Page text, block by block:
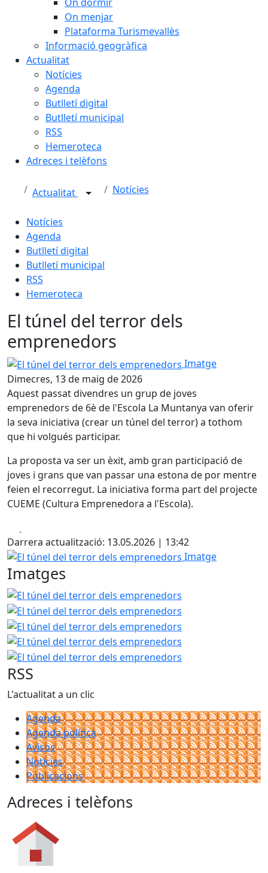
On menjar
Plataforma Turismevallès
Informació geogràfica
Actualitat
Notícies
Agenda
Butlletí digital
Butlletí municipal
RSS
Hemeroteca
Adreces i telèfons
Actualitat Notícies
Notícies
Agenda
Butlletí digital
Butlletí municipal
RSS
Hemeroteca
El túnel del terror dels
emprenedors
El túnel del terror dels emprenedors
Imatge
Dimecres, 13 de maig de 2026
Aquest passat divendres un grup de joves
emprenedors de 6è de l'Escola La Muntanya van oferir
la seva iniciativa (crear un túnel del terror) a tothom
que hi volgués participar.
La proposta va ser un èxit, amb gran participació de
joves i grans que van passar una estona de por mentre
feien el recorregut. La iniciativa forma part del projecte
CUEME (Cultura Emprenedora a l'Escola).
Darrera actualització: 13.05.2026 | 13:42
El túnel del terror dels emprenedors
Imatge
Imatges
El túnel del terror dels emprenedors
RSS
L'actualitat a un clic
Agenda
Agenda política
Avisos
Notícies
Publicacions
Adreces i telèfons